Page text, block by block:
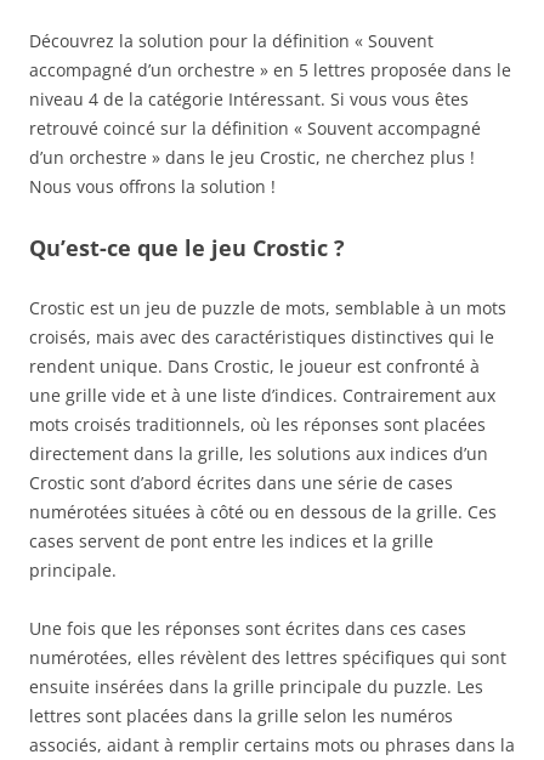
Découvrez la solution pour la définition « Souvent
accompagné d’un orchestre » en 5 lettres proposée dans le
niveau 4 de la catégorie Intéressant. Si vous vous êtes
retrouvé coincé sur la définition « Souvent accompagné
d’un orchestre » dans le jeu Crostic, ne cherchez plus !
Nous vous offrons la solution !
Qu’est-ce que le jeu Crostic ?
Crostic est un jeu de puzzle de mots, semblable à un mots
croisés, mais avec des caractéristiques distinctives qui le
rendent unique. Dans Crostic, le joueur est confronté à
une grille vide et à une liste d’indices. Contrairement aux
mots croisés traditionnels, où les réponses sont placées
directement dans la grille, les solutions aux indices d’un
Crostic sont d’abord écrites dans une série de cases
numérotées situées à côté ou en dessous de la grille. Ces
cases servent de pont entre les indices et la grille
principale.
Une fois que les réponses sont écrites dans ces cases
numérotées, elles révèlent des lettres spécifiques qui sont
ensuite insérées dans la grille principale du puzzle. Les
lettres sont placées dans la grille selon les numéros
associés, aidant à remplir certains mots ou phrases dans la